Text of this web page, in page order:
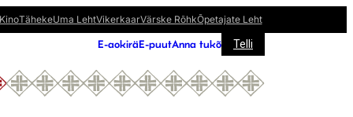
TähekeUma LehtVikerkaarVärske RõhkÕpetajate Leht
E-aokiräE-puutAnna tukõ Telli